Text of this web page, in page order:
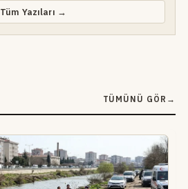
Tüm Yazıları →
TÜMÜNÜ GÖR →